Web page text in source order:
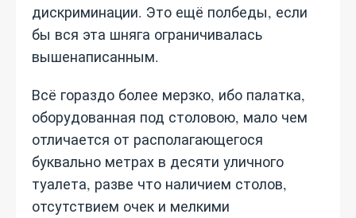
дискриминации. Это ещё полбеды, если
бы вся эта шняга ограничивалась
вышенаписанным.
Всё гораздо более мерзко, ибо палатка,
оборудованная под столовою, мало чем
отличается от располагающегося
буквально метрах в десяти уличного
туалета, разве что наличием столов,
отсутствием очек и мелкими